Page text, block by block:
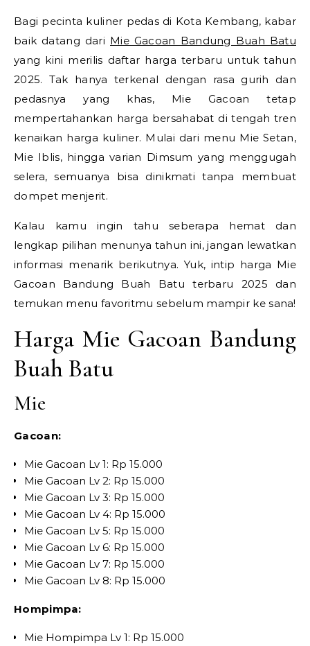
Bagi pecinta kuliner pedas di Kota Kembang, kabar
baik datang dari Mie Gacoan Bandung Buah Batu
yang kini merilis daftar harga terbaru untuk tahun
2025. Tak hanya terkenal dengan rasa gurih dan
pedasnya yang khas, Mie Gacoan tetap
mempertahankan harga bersahabat di tengah tren
kenaikan harga kuliner. Mulai dari menu Mie Setan,
Mie Iblis, hingga varian Dimsum yang menggugah
selera, semuanya bisa dinikmati tanpa membuat
dompet menjerit.
Kalau kamu ingin tahu seberapa hemat dan
lengkap pilihan menunya tahun ini, jangan lewatkan
informasi menarik berikutnya. Yuk, intip harga Mie
Gacoan Bandung Buah Batu terbaru 2025 dan
temukan menu favoritmu sebelum mampir ke sana!
Harga Mie Gacoan Bandung
Buah Batu
Mie
Gacoan:
Mie Gacoan Lv 1: Rp 15.000
Mie Gacoan Lv 2: Rp 15.000
Mie Gacoan Lv 3: Rp 15.000
Mie Gacoan Lv 4: Rp 15.000
Mie Gacoan Lv 5: Rp 15.000
Mie Gacoan Lv 6: Rp 15.000
Mie Gacoan Lv 7: Rp 15.000
Mie Gacoan Lv 8: Rp 15.000
Hompimpa:
Mie Hompimpa Lv 1: Rp 15.000